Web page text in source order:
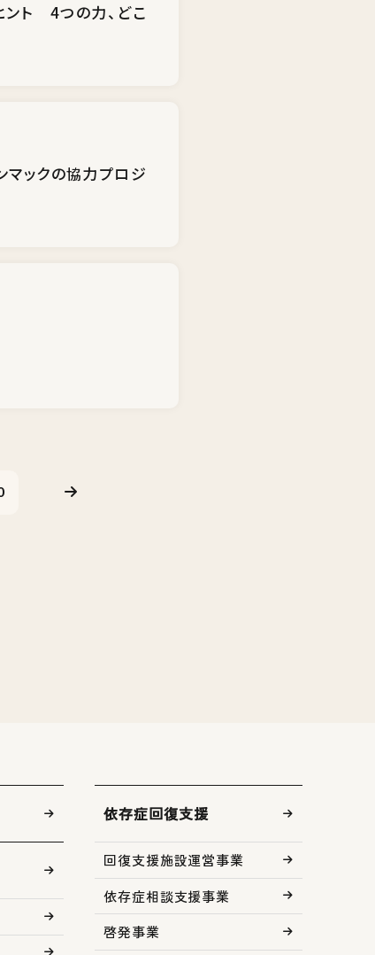
ント 4つの力、どこ
マックの協力プロジ
依存症回復支援
回復支援施設運営事業
依存症相談支援事業
啓発事業